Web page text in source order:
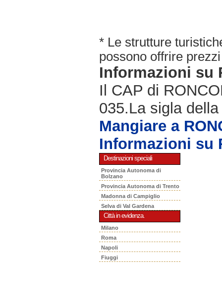
* Le strutture
possono offrire
Informazioni su
Il CAP di
035.La sigla
Mangiare a
Informazioni su
Destinazioni speciali
Provincia Autonoma di
Bolzano
Provincia Autonoma di Trento
Madonna di Campiglio
Selva di Val Gardena
Città in evidenza.
Milano
Roma
Napoli
Fiuggi